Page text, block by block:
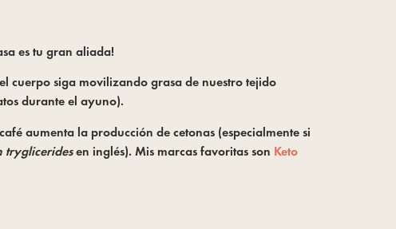
es tu gran aliada!
cuerpo siga movilizando grasa de nuestro tejido
durante el ayuno).
aumenta la producción de cetonas (especialmente si
tryglicerides en inglés). Mis marcas favoritas son Keto